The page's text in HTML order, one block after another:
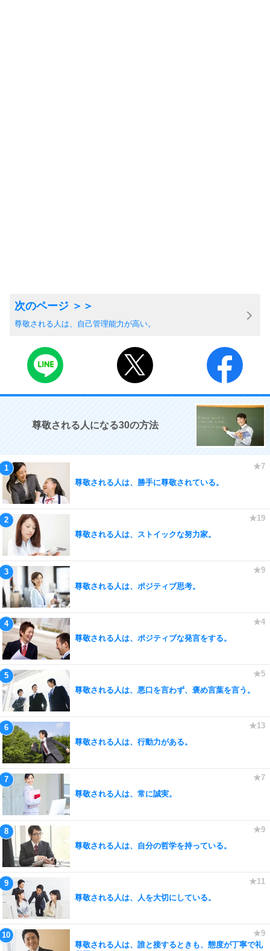
尊敬される人は、自己管理能力が高い。
尊敬される人になる30の方法
尊敬される人は、勝手に尊敬されている。
尊敬される人は、ストイックな努力家。
尊敬される人は、ポジティブ思考。
尊敬される人は、ポジティブな発言をする。
尊敬される人は、悪口を言わず、褒め言葉を言う。
尊敬される人は、行動力がある。
尊敬される人は、常に誠実。
尊敬される人は、自分の哲学を持っている。
尊敬される人は、人を大切にしている。
尊敬される人は、誰と接するときも、態度が丁寧で礼